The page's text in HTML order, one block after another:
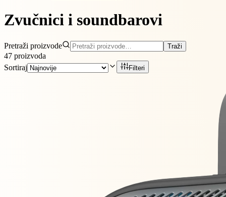
Zvučnici i soundbarovi
Pretraži proizvode Traži
47 proizvoda
Sortiraj
Filteri